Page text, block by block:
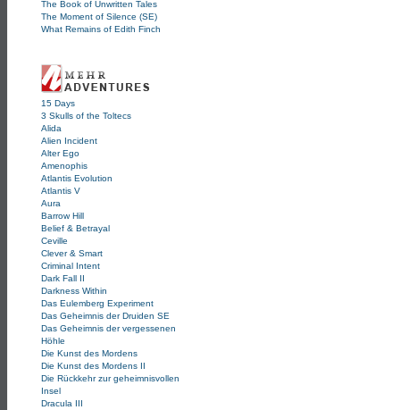
The Book of Unwritten Tales
The Moment of Silence (SE)
What Remains of Edith Finch
15 Days
3 Skulls of the Toltecs
Alida
Alien Incident
Alter Ego
Amenophis
Atlantis Evolution
Atlantis V
Aura
Barrow Hill
Belief & Betrayal
Ceville
Clever & Smart
Criminal Intent
Dark Fall II
Darkness Within
Das Eulemberg Experiment
Das Geheimnis der Druiden SE
Das Geheimnis der vergessenen
Höhle
Die Kunst des Mordens
Die Kunst des Mordens II
Die Rückkehr zur geheimnisvollen
Insel
Dracula III